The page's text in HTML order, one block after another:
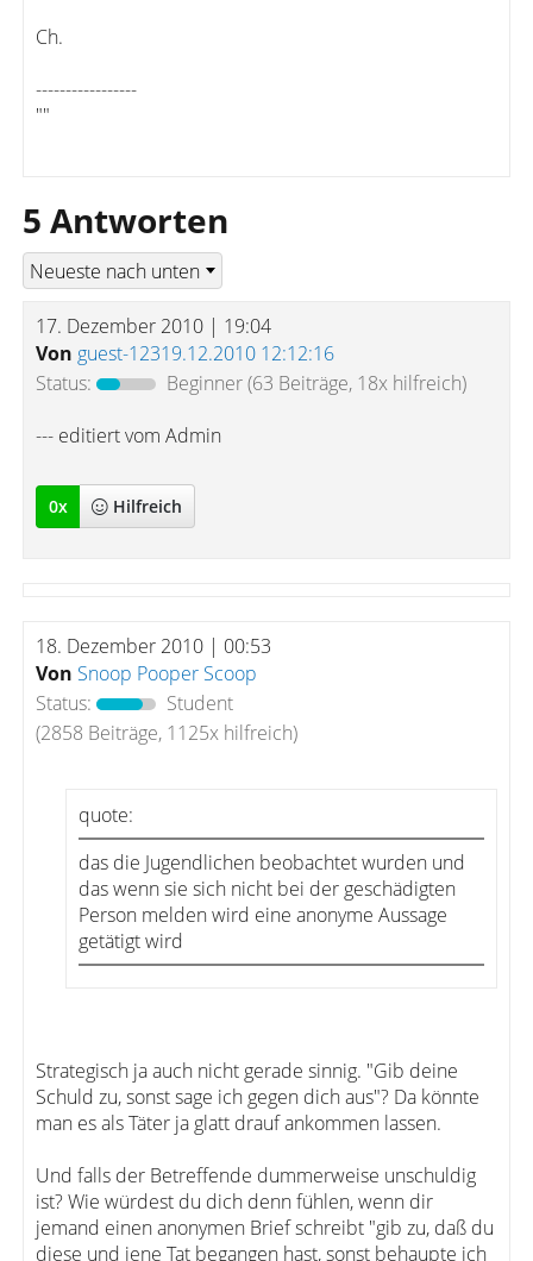
Ch.
-----------------
""
5 Antworten
17. Dezember 2010 | 19:04
Von guest-12319.12.2010 12:12:16
Status:
Beginner(63 Beiträge, 18x hilfreich)
--- editiert vom Admin
0x Hilfreich
18. Dezember 2010 | 00:53
Von Snoop Pooper Scoop
Status:
Student
(2858 Beiträge, 1125x hilfreich)
quote:
das die Jugendlichen beobachtet wurden und
das wenn sie sich nicht bei der geschädigten
Person melden wird eine anonyme Aussage
getätigt wird
Strategisch ja auch nicht gerade sinnig. "Gib deine
Schuld zu, sonst sage ich gegen dich aus"? Da könnte
man es als Täter ja glatt drauf ankommen lassen.
Und falls der Betreffende dummerweise unschuldig
ist? Wie würdest du dich denn fühlen, wenn dir
jemand einen anonymen Brief schreibt "gib zu, daß du
diese und jene Tat begangen hast, sonst behaupte ich